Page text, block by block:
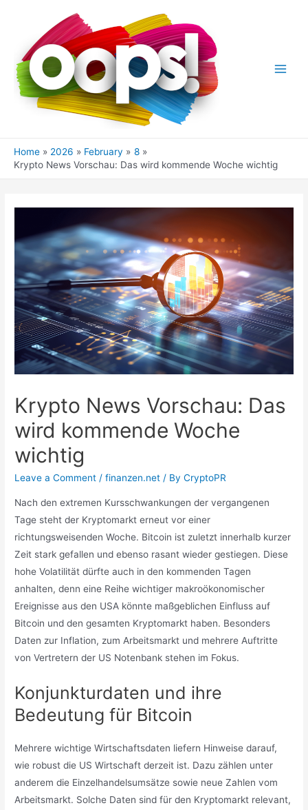
Home 2026 February
8
Krypto News Vorschau: Das wird kommende Woche wichtig
Krypto News Vorschau: Das
wird kommende Woche
wichtig
Leave a Comment /finanzen.net / ByCryptoPR
Nach den extremen Kursschwankungen der vergangenen
Tage steht der Kryptomarkt erneut vor einer
richtungsweisenden Woche. Bitcoin ist zuletzt innerhalb kurzer
Zeit stark gefallen und ebenso rasant wieder gestiegen. Diese
hohe Volatilität dürfte auch in den kommenden Tagen
anhalten, denn eine Reihe wichtiger makroökonomischer
Ereignisse aus den USA könnte maßgeblichen Einfluss auf
Bitcoin und den gesamten Kryptomarkt haben. Besonders
Daten zur Inflation, zum Arbeitsmarkt und mehrere Auftritte
von Vertretern der US Notenbank stehen im Fokus.
Konjunkturdaten und ihre
Bedeutung für Bitcoin
Mehrere wichtige Wirtschaftsdaten liefern Hinweise darauf,
wie robust die US Wirtschaft derzeit ist. Dazu zählen unter
anderem die Einzelhandelsumsätze sowie neue Zahlen vom
Arbeitsmarkt. Solche Daten sind für den Kryptomarkt relevant,